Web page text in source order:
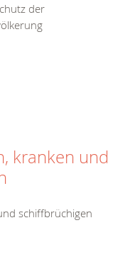
der
kranken und
schiffbrüchigen